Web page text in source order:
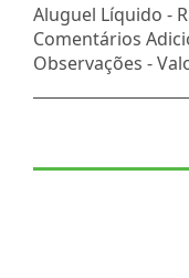
Aluguel Líquido -
Comentários
Observações -